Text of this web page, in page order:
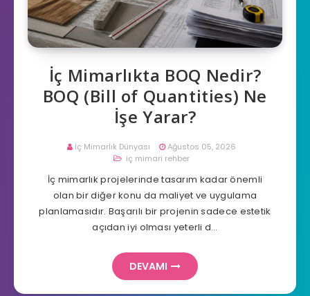
İç Mimarlıkta BOQ Nedir?
BOQ (Bill of Quantities) Ne
İşe Yarar?
İç Mimarlık Dünyası
Ağustos 05, 2026
iç mimari rehber
İç mimarlık projelerinde tasarım kadar önemli
olan bir diğer konu da maliyet ve uygulama
planlamasıdır. Başarılı bir projenin sadece estetik
açıdan iyi olması yeterli d…
DEVAMI